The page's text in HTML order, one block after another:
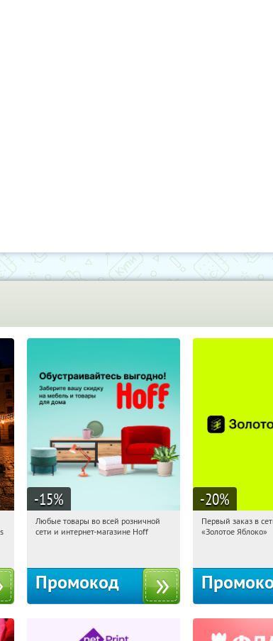
-15%
16:16:05 Получили:
Любые товары во всей розничной
сети и интернет-магазине Hoff
Промокод
-20%
16:16:05
Первый заказ в
«Золотое Яблоко»